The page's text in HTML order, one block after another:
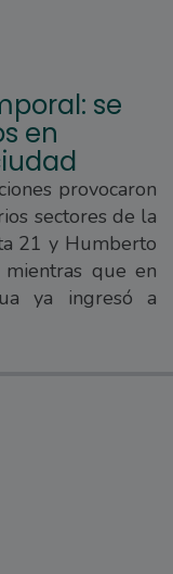
se
en
provocaron
sectores de la
21 y Humberto
mientras que en
ya ingresó a